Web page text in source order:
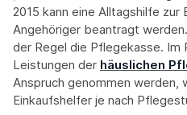
2015 kann eine Alltagshilfe
Angehöriger beantragt
der Regel die Pflegekasse. Im
Leistungen der häuslichen
Anspruch genommen werden,
Einkaufshelfer je nach